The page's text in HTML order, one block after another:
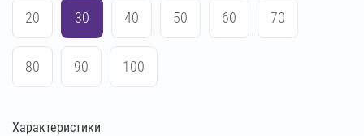
165 375 426 508 530
720 820 1020
20 30 40 50 60 70
80 90 100
Характеристики